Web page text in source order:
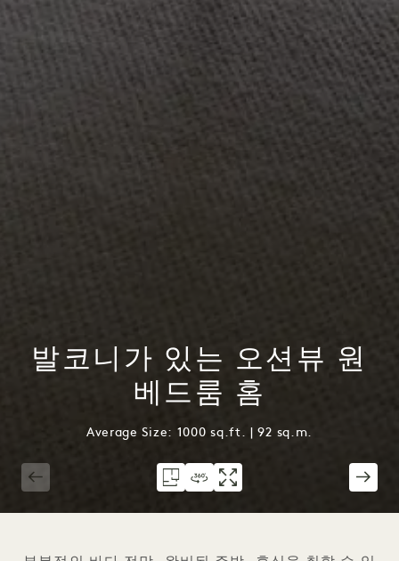
발코니가 있는 오션뷰 원
베드룸 홈
Average Size: 1000 sq.ft. | 92 sq.m.